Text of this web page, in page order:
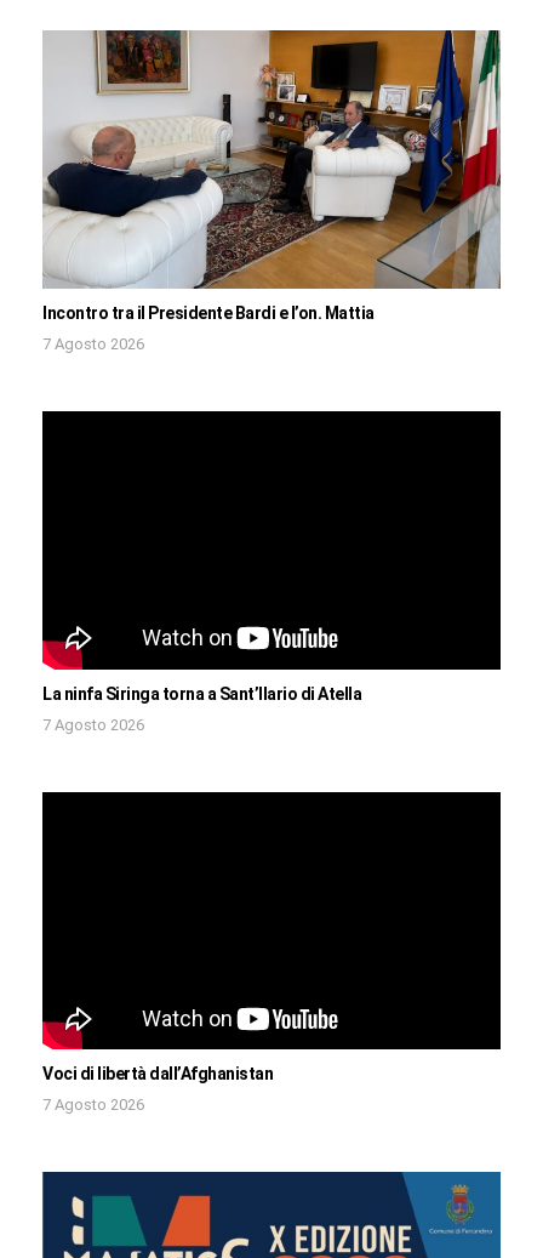
Incontro tra il Presidente Bardi e l’on. Mattia
7 Agosto 2026
La ninfa Siringa torna a Sant’Ilario di Atella
7 Agosto 2026
Voci di libertà dall’Afghanistan
7 Agosto 2026